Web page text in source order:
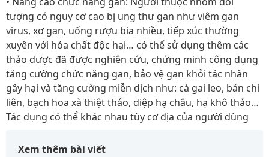
tượng có nguy cơ cao bị ung thư gan như viêm gan
virus, xơ gan, uống rượu bia nhiều, tiếp xúc thường
xuyên với hóa chất độc hại… có thể sử dụng thêm các
thảo dược đã được nghiên cứu, chứng minh công dụng
tăng cường chức năng gan, bảo vệ gan khỏi tác nhân
gây hại và tăng cường miễn dịch như: cà gai leo, bán chi
liên, bạch hoa xà thiệt thảo, diệp hạ châu, hạ khô thảo…
Tác dụng có thể khác nhau tùy cơ địa của người dùng
Xem thêm bài viết